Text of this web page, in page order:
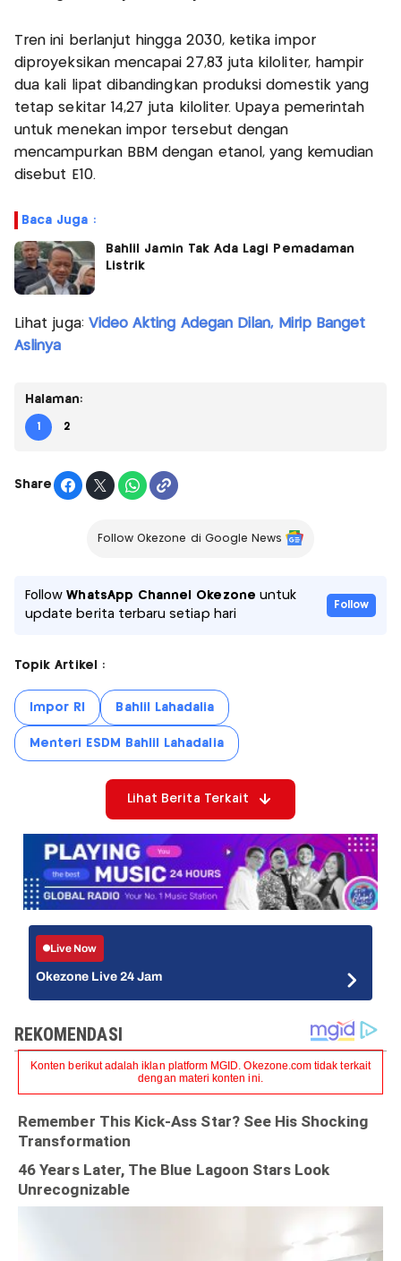
Tren ini berlanjut hingga 2030, ketika impor
diproyeksikan mencapai 27,83 juta kiloliter, hampir
dua kali lipat dibandingkan produksi domestik yang
tetap sekitar 14,27 juta kiloliter. Upaya pemerintah
untuk menekan impor tersebut dengan
mencampurkan BBM dengan etanol, yang kemudian
disebut E10.
Baca Juga :
Bahlil Jamin Tak Ada Lagi Pemadaman
Listrik
Lihat juga: Video Akting Adegan Dilan, Mirip Banget
Aslinya
Halaman:
1 2
Share
Follow Okezone di Google News
FollowWhatsApp Channel Okezone untuk
update berita terbaru setiap hari
Follow
Topik Artikel :
Impor RI Bahlil Lahadalia
Menteri ESDM Bahlil Lahadalia
Lihat Berita Terkait
Live Now
Okezone Live 24 Jam